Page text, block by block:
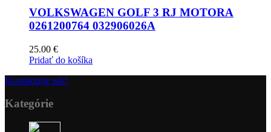
VOLKSWAGEN GOLF 3 RJ MOTORA
0261200764 032906026A
25.00 €
Pridať do košíka
Kontaktujte nás!
Kategórie